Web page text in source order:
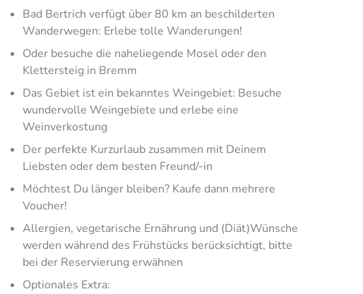
Bad Bertrich verfügt über 80 km an beschilderten
Wanderwegen: Erlebe tolle Wanderungen!
Oder besuche die naheliegende Mosel oder den
Klettersteig in Bremm
Das Gebiet ist ein bekanntes Weingebiet: Besuche
wundervolle Weingebiete und erlebe eine
Weinverkostung
Der perfekte Kurzurlaub zusammen mit Deinem
Liebsten oder dem besten Freund/-in
Möchtest Du länger bleiben? Kaufe dann mehrere
Voucher!
Allergien, vegetarische Ernährung und (Diät)Wünsche
werden während des Frühstücks berücksichtigt, bitte
bei der Reservierung erwähnen
Optionales Extra: